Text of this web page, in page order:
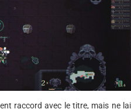
raccord avec le titre, mais ne